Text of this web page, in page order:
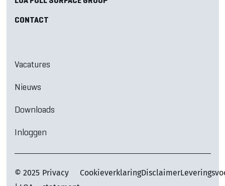
CONTACT
Vacatures
Nieuws
Downloads
Inloggen
© 2025 Privacy
CookieverklaringDisclaimer